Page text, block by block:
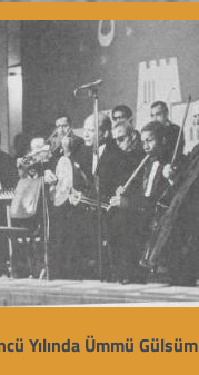
Yılında Ümmü Gülsüm